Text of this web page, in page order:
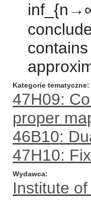
Kategorie tematyczne
47H09:
proper
46B10:
47H10:
Wydawca
Institute